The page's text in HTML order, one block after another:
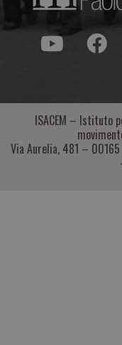
ISACEM – Istituto
Via Aurelia, 481 –